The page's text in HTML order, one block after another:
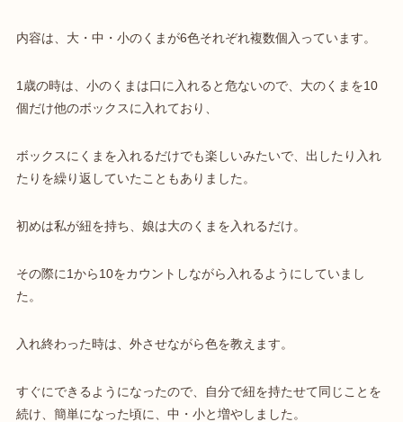
内容は、大・中・小のくまが6色それぞれ複数個入っています。
1歳の時は、小のくまは口に入れると危ないので、大のくまを10
個だけ他のボックスに入れており、
ボックスにくまを入れるだけでも楽しいみたいで、出したり入れ
たりを繰り返していたこともありました。
初めは私が紐を持ち、娘は大のくまを入れるだけ。
その際に1から10をカウントしながら入れるようにしていまし
た。
入れ終わった時は、外させながら色を教えます。
すぐにできるようになったので、自分で紐を持たせて同じことを
続け、簡単になった頃に、中・小と増やしました。